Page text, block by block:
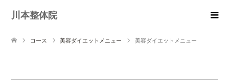
川本整体院
コース 美容ダイエットメニュー 美容ダイエットメニュー